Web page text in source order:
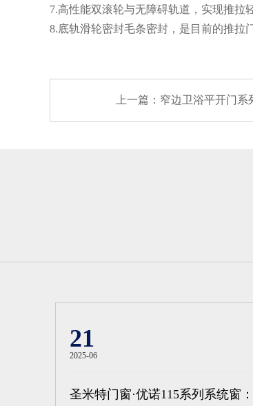
7.高性能双滚轮与无障碍轨道，实现推拉
8.底轨滑轮密封毛条密封，是目前的推拉
上一篇：窄边卫浴平开门系
21
2025-06